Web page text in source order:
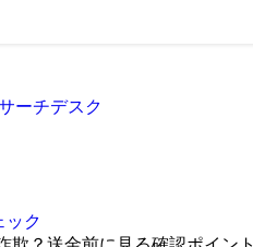
ーチデスク
ック